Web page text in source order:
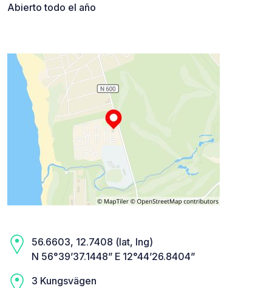
Abierto todo el año
56.6603, 12.7408 (lat, lng)
N 56°39’37.1448” E 12°44’26.8404”
3 Kungsvägen